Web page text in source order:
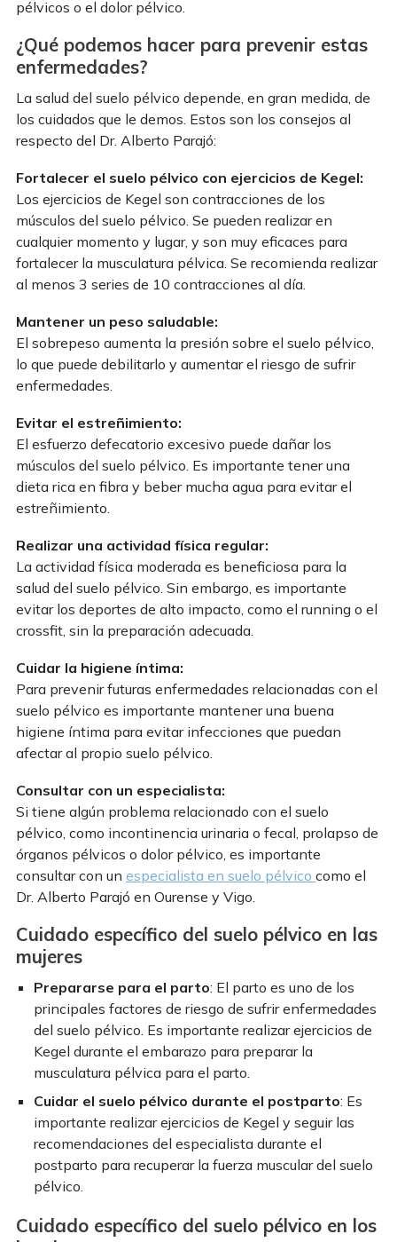
pélvicos o el dolor pélvico.
¿Qué podemos hacer para prevenir estas
enfermedades?
La salud del suelo pélvico depende, en gran medida, de
los cuidados que le demos. Estos son los consejos al
respecto del Dr. Alberto Parajó:
Fortalecer el suelo pélvico con ejercicios de Kegel:
Los ejercicios de Kegel son contracciones de los
músculos del suelo pélvico. Se pueden realizar en
cualquier momento y lugar, y son muy eficaces para
fortalecer la musculatura pélvica. Se recomienda realizar
al menos 3 series de 10 contracciones al día.
Mantener un peso saludable:
El sobrepeso aumenta la presión sobre el suelo pélvico,
lo que puede debilitarlo y aumentar el riesgo de sufrir
enfermedades.
Evitar el estreñimiento:
El esfuerzo defecatorio excesivo puede dañar los
músculos del suelo pélvico. Es importante tener una
dieta rica en fibra y beber mucha agua para evitar el
estreñimiento.
Realizar una actividad física regular:
La actividad física moderada es beneficiosa para la
salud del suelo pélvico. Sin embargo, es importante
evitar los deportes de alto impacto, como el running o el
crossfit, sin la preparación adecuada.
Cuidar la higiene íntima:
Para prevenir futuras enfermedades relacionadas con el
suelo pélvico es importante mantener una buena
higiene íntima para evitar infecciones que puedan
afectar al propio suelo pélvico.
Consultar con un especialista:
Si tiene algún problema relacionado con el suelo
pélvico, como incontinencia urinaria o fecal, prolapso de
órganos pélvicos o dolor pélvico, es importante
consultar con un especialista en suelo pélvico como el
Dr. Alberto Parajó en Ourense y Vigo.
Cuidado específico del suelo pélvico en las
mujeres
Prepararse para el parto: El parto es uno de los
principales factores de riesgo de sufrir enfermedades
del suelo pélvico. Es importante realizar ejercicios de
Kegel durante el embarazo para preparar la
musculatura pélvica para el parto.
Cuidar el suelo pélvico durante el postparto: Es
importante realizar ejercicios de Kegel y seguir las
recomendaciones del especialista durante el
postparto para recuperar la fuerza muscular del suelo
pélvico.
Cuidado específico del suelo pélvico en los